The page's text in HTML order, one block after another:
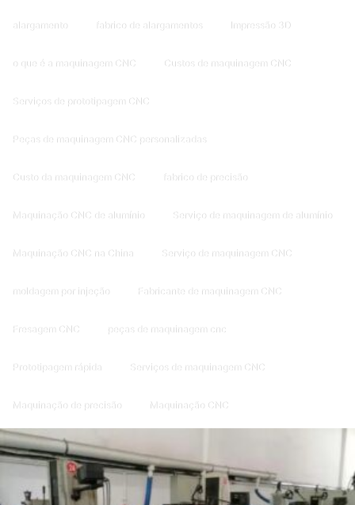
alargamento fabrico de alargamentos Impressão 3D
o que é a maquinagem CNC Custos de maquinagem CNC
Serviços de prototipagem CNC
Peças de maquinagem CNC personalizadas
Custo da maquinagem CNC fabrico de precisão
Maquinação CNC de alumínio Serviço de maquinagem de alumínio
Maquinação CNC na China Serviço de maquinagem CNC
moldagem por injeção Fabricante de maquinagem CNC
Fresagem CNC peças de maquinagem cnc
Prototipagem rápida Serviços de maquinagem CNC
Maquinação de precisão Maquinação CNC